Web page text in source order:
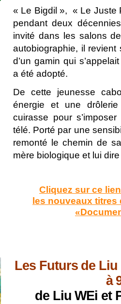
« Le Bigdil », « Le Juste
pendant deux
invité dans les salons
autobiographie, il
d’un gamin qui
a été adopté.
De cette jeunesse
énergie et une
cuirasse pour
télé. Porté par une
remonté le chemin de
mère biologique et lui dire
Cliquez sur ce
les nouveaux titres
Les Futurs de Liu
à
de Liu WEi et